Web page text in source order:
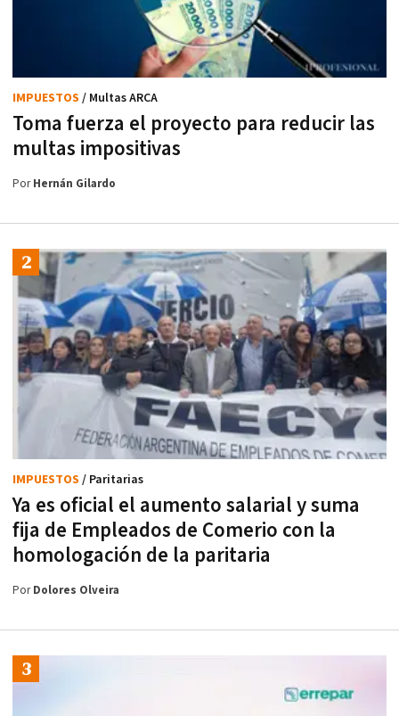
Toma fuerza el proyecto para reducir las
multas impositivas
IMPUESTOS / Multas ARCA
PorHernán Gilardo
Ya es oficial el aumento salarial y suma
fija de Empleados de Comerio con la
homologación de la paritaria
IMPUESTOS / Paritarias
PorDolores Olveira